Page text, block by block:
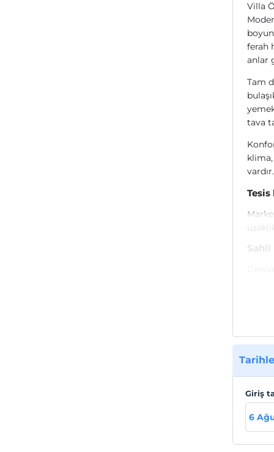
Villa
ferah
anlar
Tam
tava
klima,
vardır.
Sahil
Giriş
6